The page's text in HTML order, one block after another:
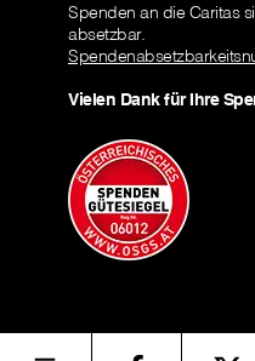
Spenden an die Caritas
absetzbar.
Vielen Dank für Ihre